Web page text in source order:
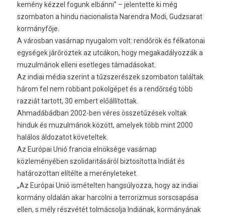
kemény kézzel fogunk elbánni” – jelentette ki még
szombaton a hindu nacionalista Narendra Modi, Gudzsarat
kormányfője.
A városban vasárnap nyugalom volt: rendőrök és félkatonai
egységek járőröztek az utcákon, hogy megakadályozzák a
muzulmánok elleni esetleges támadásokat.
Az indiai média szerint a tűzszerészek szombaton találtak
három fel nem robbant pokolgépet és a rendőrség több
razziát tartott, 30 embert előállítottak.
Ahmadábádban 2002-ben véres összetűzések voltak
hinduk és muzulmánok között, amelyek több mint 2000
halálos áldozatot követeltek.
Az Európai Unió francia elnöksége vasárnap
közleményében szolidaritásáról biztosította Indiát és
határozottan elítélte a merényleteket.
„Az Európai Unió ismételten hangsúlyozza, hogy az indiai
kormány oldalán akar harcolni a terrorizmus sorscsapása
ellen, s mély részvétét tolmácsolja Indiának, kormányának